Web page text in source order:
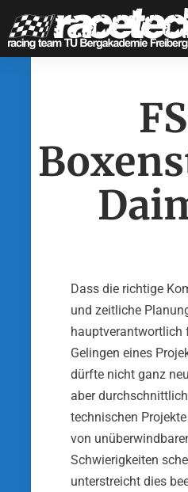
Dass die richtige
und zeitliche
hauptverantwortlich
Gelingen eines
dürfte nicht ganz
aber
technischen
von
Schwierigkeiten
unterstreicht dies